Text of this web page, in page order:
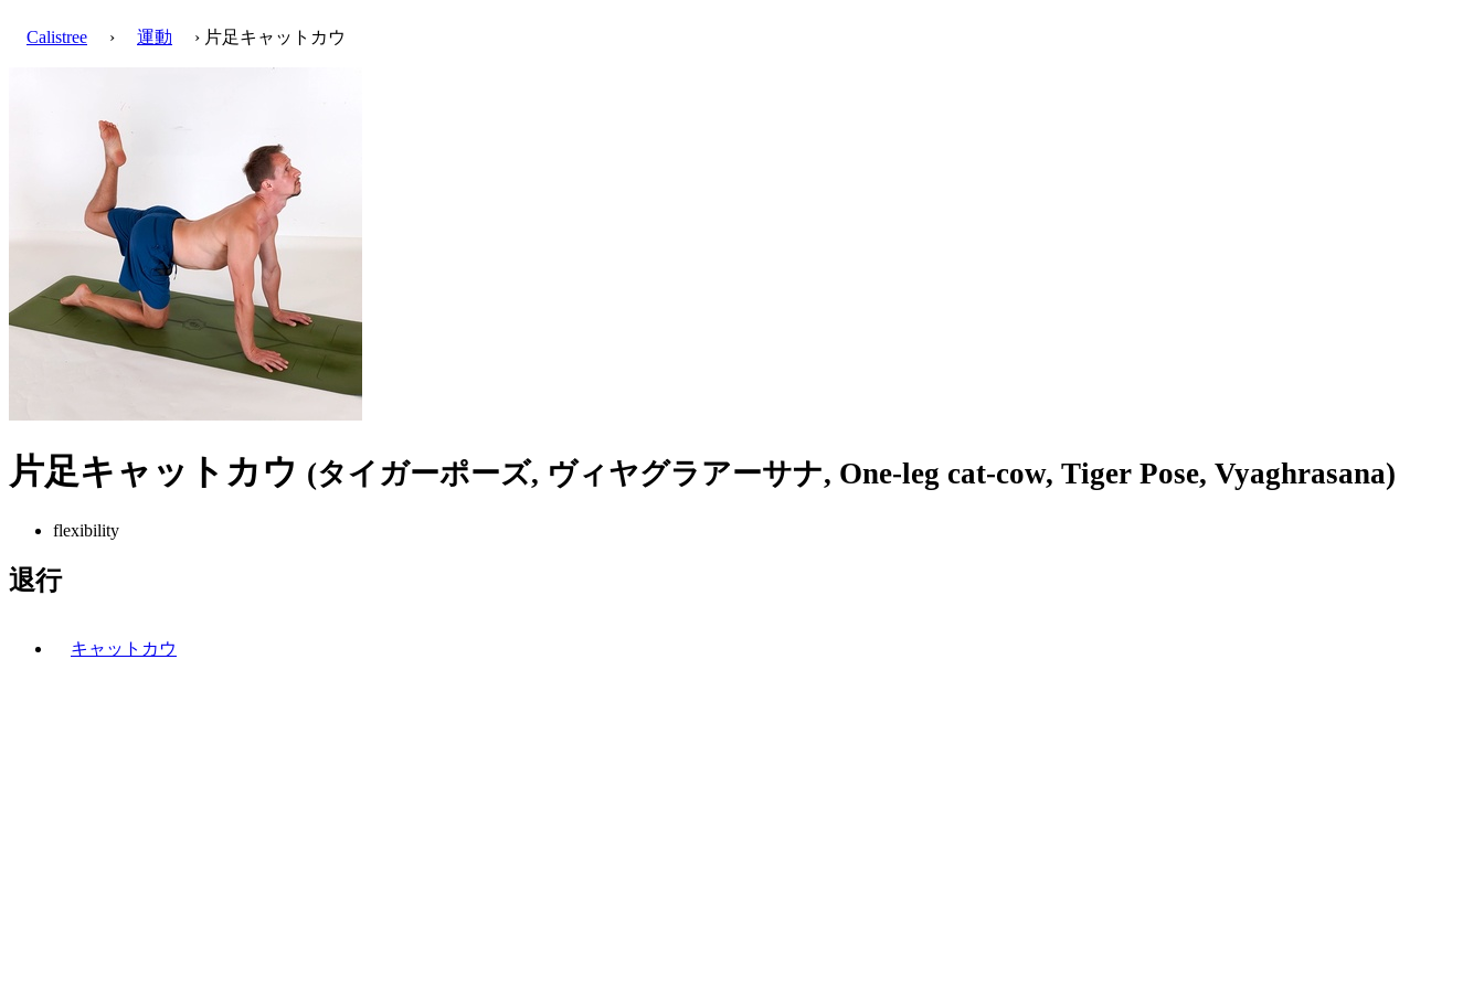
Calistree › 運動 › 片足キャットカウ
片足キャットカウ (タイガーポーズ, ヴィヤグラアーサナ, One-leg cat-cow, Tiger Pose, Vyaghrasana)
flexibility
退行
キャットカウ